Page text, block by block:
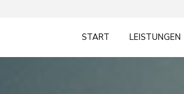
START LEISTUNGEN